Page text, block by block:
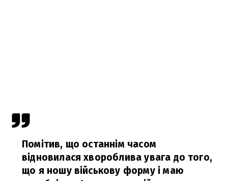
Помітив, що останнім часом
відновилася хвороблива увага до того,
що я ношу військову форму і маю